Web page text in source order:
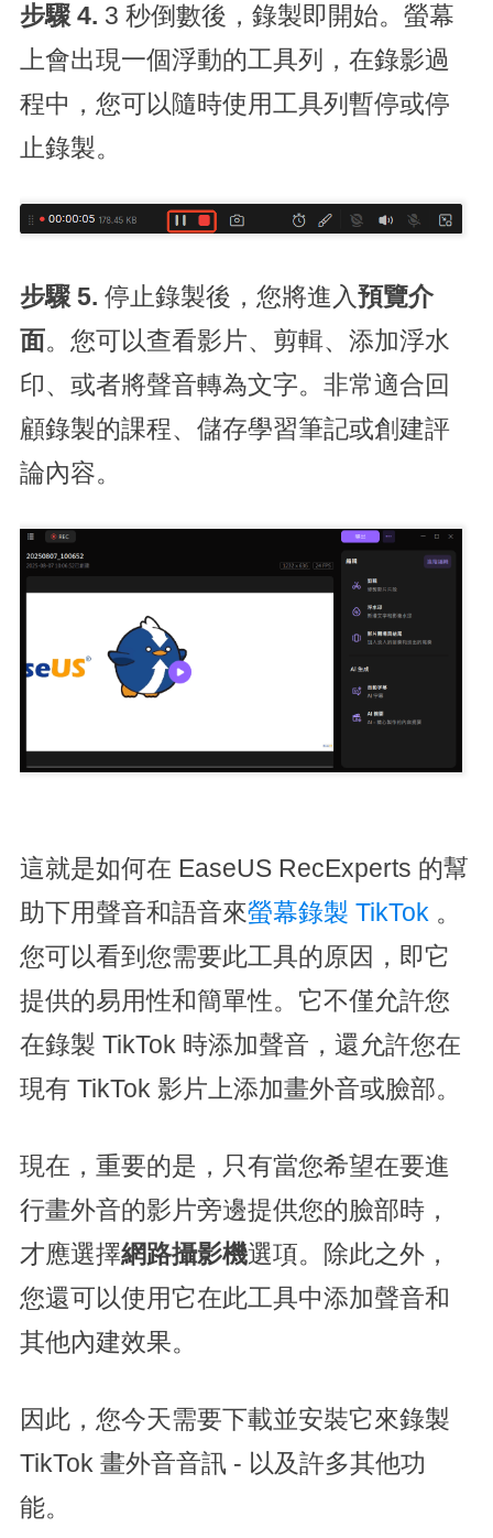
步驟 4. 3 秒倒數後，錄製即開始。螢幕
上會出現一個浮動的工具列，在錄影過
程中，您可以隨時使用工具列暫停或停
止錄製。
步驟 5. 停止錄製後，您將進入 預覽介
面。您可以查看影片、剪輯、添加浮水
印、或者將聲音轉為文字。非常適合回
顧錄製的課程、儲存學習筆記或創建評
論內容。
這就是如何在 EaseUS RecExperts 的幫
助下用聲音和語音來螢幕錄製 TikTok 。
您可以看到您需要此工具的原因，即它
提供的易用性和簡單性。它不僅允許您
在錄製 TikTok 時添加聲音，還允許您在
現有 TikTok 影片上添加畫外音或臉部。
現在，重要的是，只有當您希望在要進
行畫外音的影片旁邊提供您的臉部時，
才應選擇網路攝影機選項。除此之外，
您還可以使用它在此工具中添加聲音和
其他內建效果。
因此，您今天需要下載並安裝它來錄製
TikTok 畫外音音訊 - 以及許多其他功
能。